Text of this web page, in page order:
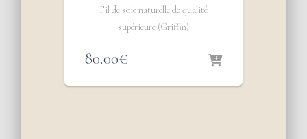
Fil de soie naturelle de qualité
supérieure (Griffin)
80.00€